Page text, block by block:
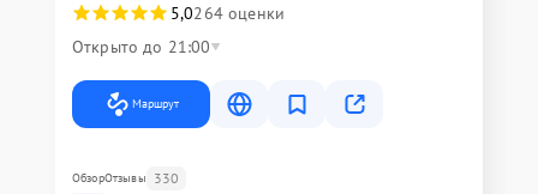
5,0264 оценки
Открыто до 21:00
Маршрут
ОбзорОтзывы 330